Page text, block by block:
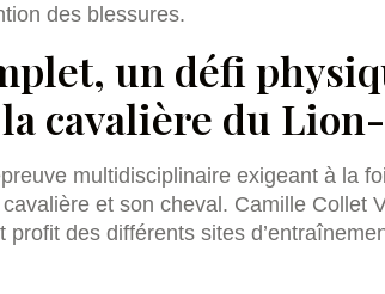
des blessures.
un défi
cavalière du
multidisciplinaire exigeant à la
et son cheval. Camille Collet
des différents sites